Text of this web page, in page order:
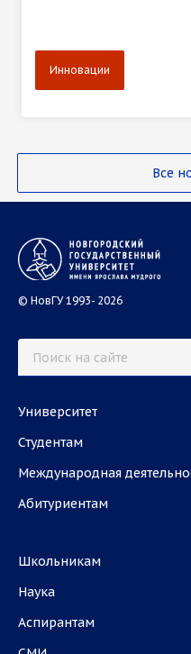
Все
Инновации
© НовГУ 1993- 2026
Университет
Студентам
Международная
Абитуриентам
Школьникам
Наука
Аспирантам